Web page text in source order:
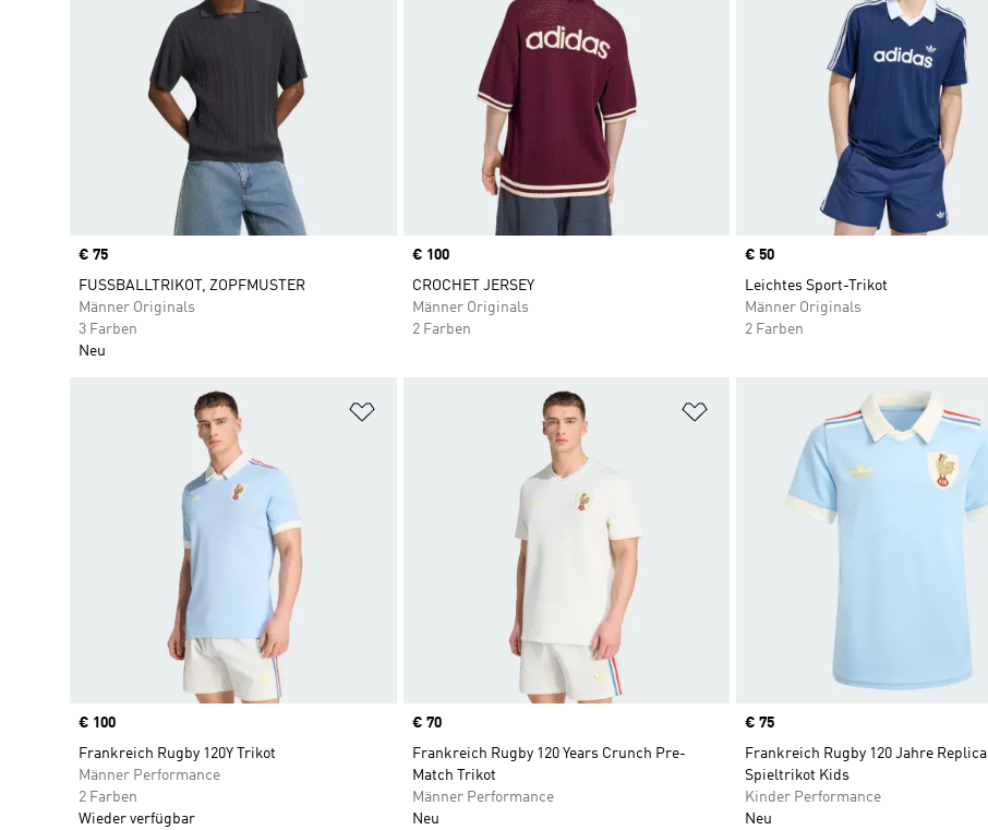
Price
€ 75
FUSSBALLTRIKOT, ZOPFMUSTER
Männer Originals
3 Farben
Neu
Price
€ 100
CROCHET JERSEY
Männer Originals
2 Farben
Price
€ 50
Leichtes Sport-Trikot
Männer Originals
2 Farben
Zur Wunschliste hinzufügen
Price
€ 100
Frankreich Rugby 120Y Trikot
Männer Performance
2 Farben
Wieder verfügbar
Zur Wunschliste hinzufügen
Price
€ 70
Frankreich Rugby 120 Years Crunch Pre-
Match Trikot
Männer Performance
Neu
Price
€ 75
Frankreich Rugby 120 Jahre Replica
Spieltrikot Kids
Kinder Performance
Neu